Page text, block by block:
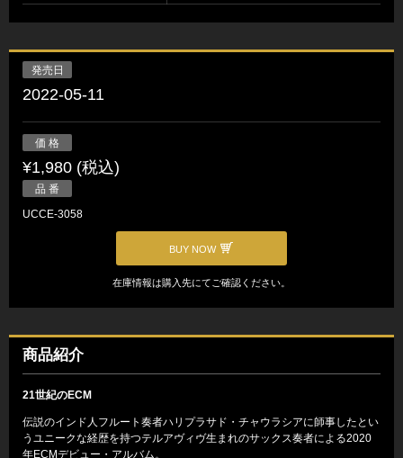
発売日
2022-05-11
価 格
¥1,980 (税込)
品 番
UCCE-3058
BUY NOW
在庫情報は購入先にてご確認ください。
商品紹介
21世紀のECM
伝説のインド人フルート奏者ハリプラサド・チャウラシアに師事したとい
うユニークな経歴を持つテルアヴィヴ生まれのサックス奏者による2020
年ECMデビュー・アルバム。